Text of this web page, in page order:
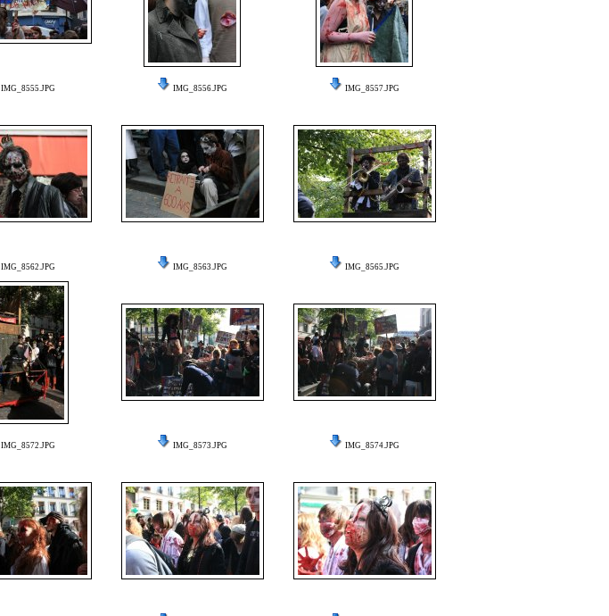
IMG_8555.JPG IMG_8556.JPG IMG_8557.JPG
IMG_8562.JPG IMG_8563.JPG IMG_8565.JPG
IMG_8572.JPG IMG_8573.JPG IMG_8574.JPG